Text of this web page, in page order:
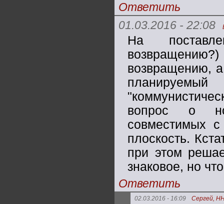
Ответить
01.03.2016 - 22:08
На
возвращению,
вопрос о
совместимых с
плоскость.
при этом
знаковое, но
Ответить
02.03.2016 - 16:09 Сергей,